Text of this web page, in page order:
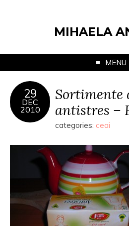
MIHAELA
MENU
29
DEC
2010
Sortimente
antistres –
categories: ceai